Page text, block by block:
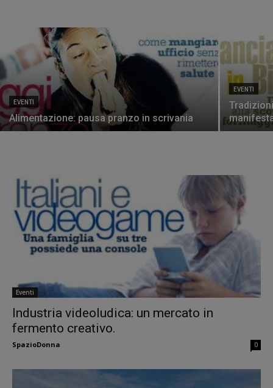
EVENTI
Alimentazione: pausa pranzo in scrivania
EVENTI
Eventi
Industria videoludica: un mercato in
fermento creativo.
SpazioDonna 0